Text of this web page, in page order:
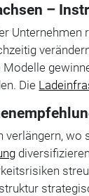
–
Die
verlängern, wo
diversifizieren